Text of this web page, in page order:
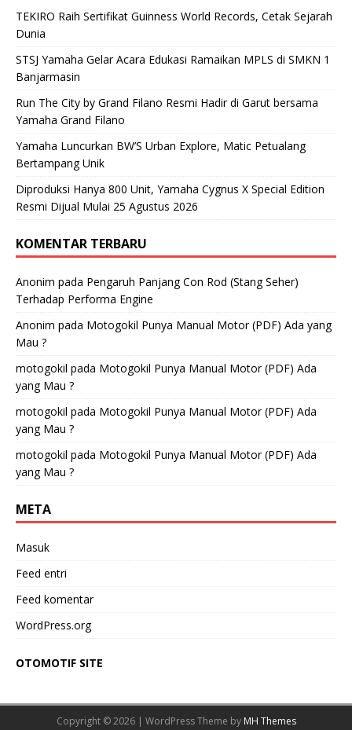
TEKIRO Raih Sertifikat Guinness World Records, Cetak Sejarah
Dunia
STSJ Yamaha Gelar Acara Edukasi Ramaikan MPLS di SMKN 1
Banjarmasin
Run The City by Grand Filano Resmi Hadir di Garut bersama
Yamaha Grand Filano
Yamaha Luncurkan BW’S Urban Explore, Matic Petualang
Bertampang Unik
Diproduksi Hanya 800 Unit, Yamaha Cygnus X Special Edition
Resmi Dijual Mulai 25 Agustus 2026
KOMENTAR TERBARU
Anonim pada Pengaruh Panjang Con Rod (Stang Seher)
Terhadap Performa Engine
Anonim pada Motogokil Punya Manual Motor (PDF) Ada yang
Mau ?
motogokil pada Motogokil Punya Manual Motor (PDF) Ada
yang Mau ?
motogokil pada Motogokil Punya Manual Motor (PDF) Ada
yang Mau ?
motogokil pada Motogokil Punya Manual Motor (PDF) Ada
yang Mau ?
META
Masuk
Feed entri
Feed komentar
WordPress.org
OTOMOTIF SITE
Copyright © 2026 | WordPress Theme by MH Themes